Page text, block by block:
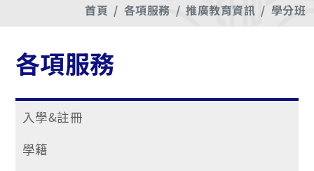
首頁 各項服務 推廣教育資訊 學分班
各項服務
入學&註冊
學籍